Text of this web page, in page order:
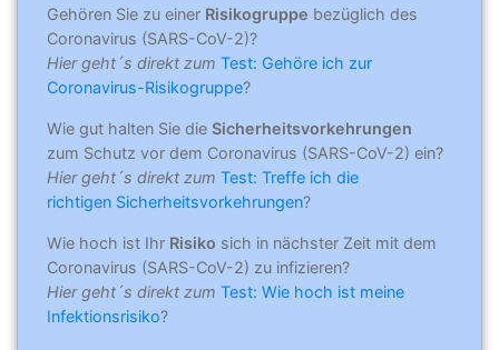
Gehören Sie zu einer Risikogruppe bezüglich des
Coronavirus (SARS-CoV-2)?
Hier geht´s direkt zum Test: Gehöre ich zur
Coronavirus-Risikogruppe?
Wie gut halten Sie die Sicherheitsvorkehrungen
zum Schutz vor dem Coronavirus (SARS-CoV-2) ein?
Hier geht´s direkt zum Test: Treffe ich die
richtigen Sicherheitsvorkehrungen?
Wie hoch ist Ihr Risiko sich in nächster Zeit mit dem
Coronavirus (SARS-CoV-2) zu infizieren?
Hier geht´s direkt zum Test: Wie hoch ist meine
Infektionsrisiko?